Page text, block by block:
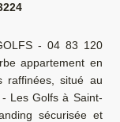
- 04 83 120
appartement en
raffinées, situé au
Les Golfs à Saint-
sécurisée et